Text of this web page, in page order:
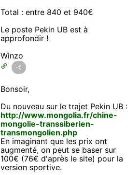
Total : entre 840 et 940€
Le poste Pekin UB est à
approfondir !
Winzo
Bonsoir,
Du nouveau sur le trajet Pekin UB :
http://www.mongolia.fr/chine-
mongolie-transsiberien-
transmongolien.php
En imaginant que les prix ont
augmenté, on peut se baser sur
100€ (76€ d'après le site) pour la
version sportive.